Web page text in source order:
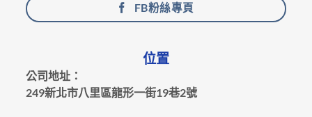
FB粉絲專頁
位置
公司地址：
249新北市八里區龍形一街19巷2號